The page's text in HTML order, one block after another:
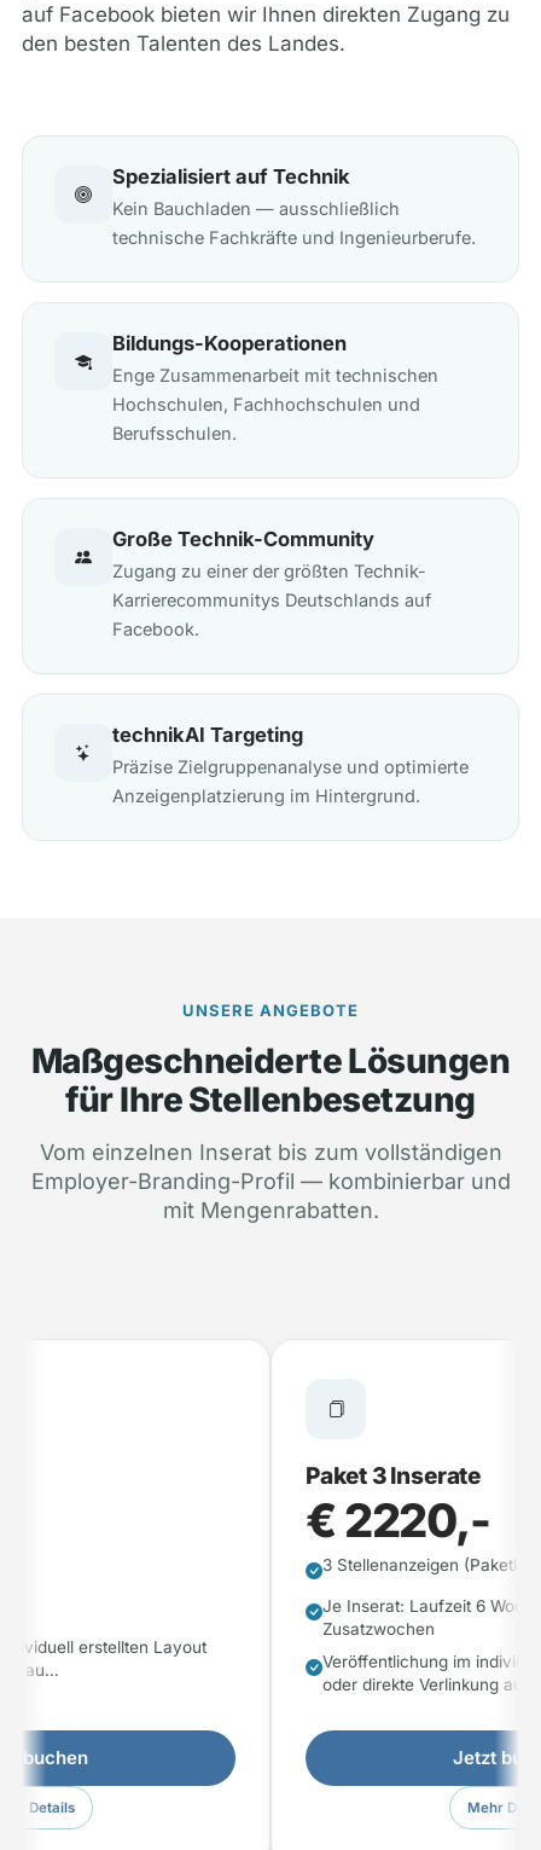
auf Facebook bieten wir Ihnen direkten Zugang zu
den besten Talenten des Landes.
Spezialisiert auf Technik
Kein Bauchladen — ausschließlich
technische Fachkräfte und Ingenieurberufe.
Bildungs-Kooperationen
Enge Zusammenarbeit mit technischen
Hochschulen, Fachhochschulen und
Berufsschulen.
Große Technik-Community
Zugang zu einer der größten Technik-
Karrierecommunitys Deutschlands auf
Facebook.
technikAI Targeting
Präzise Zielgruppenanalyse und optimierte
Anzeigenplatzierung im Hintergrund.
UNSERE ANGEBOTE
Maßgeschneiderte Lösungen
für Ihre Stellenbesetzung
Vom einzelnen Inserat bis zum vollständigen
Employer-Branding-Profil — kombinierbar und
mit Mengenrabatten.
erstellten Layout
au…
buchen
Details
Paket 3 Inserate
€ 2220,-
3 Stellenanzeigen
Je Inserat: Laufzeit 6
Zusatzwochen
Veröffentlichung im
oder direkte Verlinkung au…
Jetzt
Mehr Details